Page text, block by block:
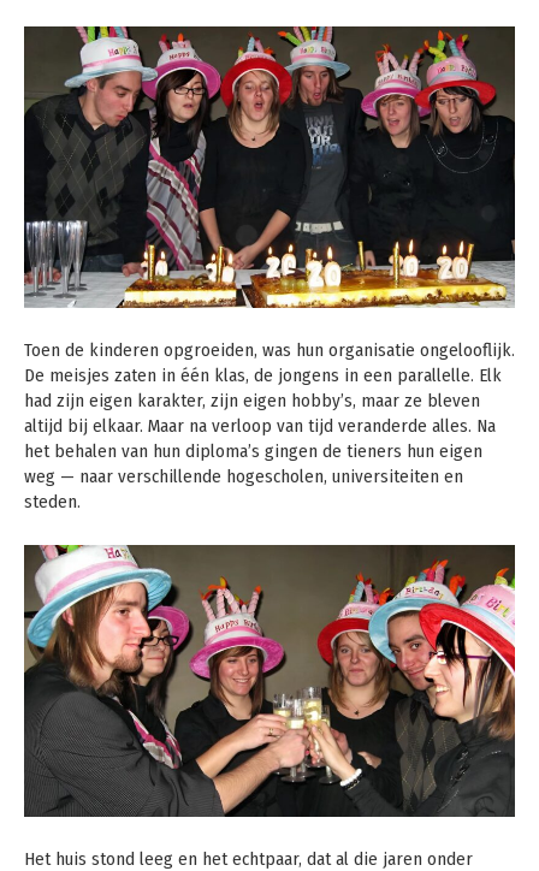
Toen de kinderen opgroeiden, was hun organisatie ongelooflijk.
De meisjes zaten in één klas, de jongens in een parallelle. Elk
had zijn eigen karakter, zijn eigen hobby’s, maar ze bleven
altijd bij elkaar. Maar na verloop van tijd veranderde alles. Na
het behalen van hun diploma’s gingen de tieners hun eigen
weg — naar verschillende hogescholen, universiteiten en
steden.
Het huis stond leeg en het echtpaar, dat al die jaren onder